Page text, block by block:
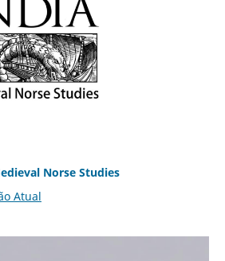
Norse Studies
Atual